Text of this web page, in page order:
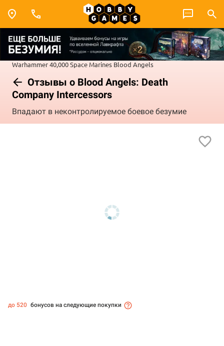
Warhammer 40,000Space Marines Blood Angels
Отзывы о Blood Angels: Death
Company Intercessors
Впадают в неконтролируемое боевое безумие
до 520 бонусов на следующие покупки